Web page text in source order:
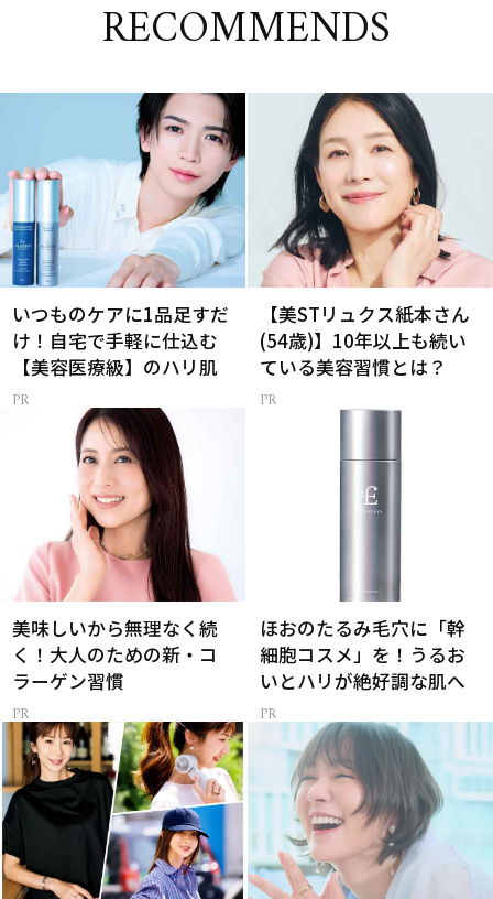
RECOMMENDS
いつものケアに1品足すだ
け！自宅で手軽に仕込む
【美容医療級】のハリ肌
【美STリュクス紙本さん
(54歳)】10年以上も続い
ている美容習慣とは？
美味しいから無理なく続
く！大人のための新・コ
ラーゲン習慣
ほおのたるみ毛穴に「幹
細胞コスメ」を！うるお
いとハリが絶好調な肌へ